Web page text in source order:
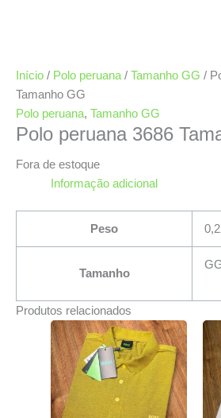
Início / Polo peruana / Tamanho GG /
Tamanho GG
Polo peruana, Tamanho GG
Polo peruana 3686
Fora de estoque
Informação adicional
Peso
Tamanho
Produtos relacionados